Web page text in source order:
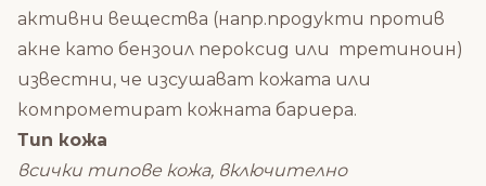
активни вещества (напр.продукти против
акне като бензоил пероксид или третиноин)
известни, че изсушават кожата или
компрометират кожната бариера.
Тип кожа
всички типове кожа, включително